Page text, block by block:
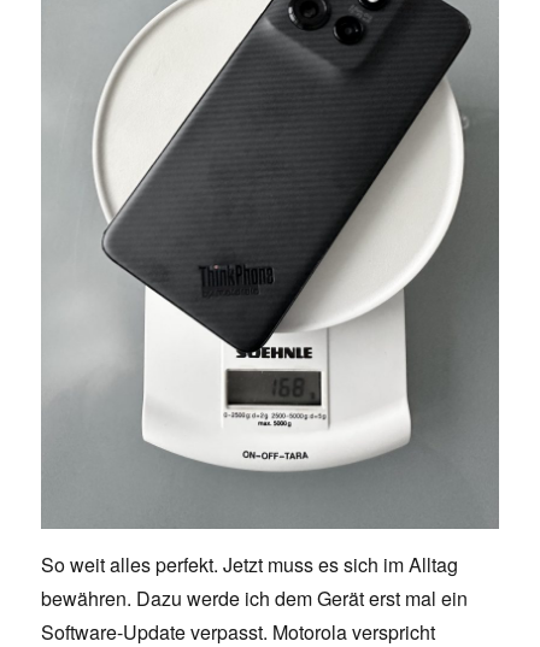
So weit alles perfekt. Jetzt muss es sich im Alltag
bewähren. Dazu werde ich dem Gerät erst mal ein
Software-Update verpasst. Motorola verspricht